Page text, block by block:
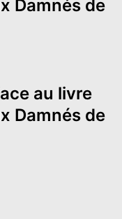
Damnés de
au livre
Damnés de